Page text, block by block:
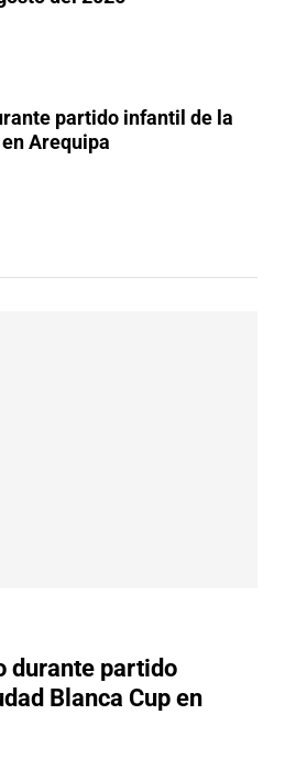
partido infantil de la
Arequipa
durante partido
Blanca Cup en